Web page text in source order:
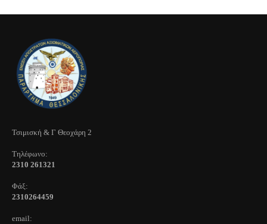
Τσιμισκή & Γ Θεοχάρη 2
Τηλέφωνo:
2310 261321
Φάξ:
2310264459
email: